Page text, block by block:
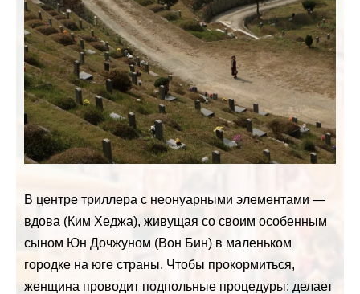
В центре триллера с неонуарными элементами —
вдова (Ким Хеджа), живущая со своим особенным
сыном Юн Дочжуном (Вон Бин) в маленьком
городке на юге страны. Чтобы прокормиться,
женщина проводит подпольные процедуры: делает